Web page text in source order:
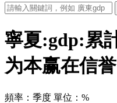
寧夏:gdp:累
为本赢在信誉
頻率：季度 單位：%